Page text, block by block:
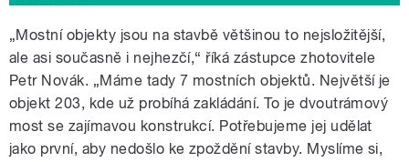
„Mostní objekty jsou na stavbě většinou to nejsložitější,
ale asi současně i nejhezčí,“ říká zástupce zhotovitele
Petr Novák. „Máme tady 7 mostních objektů. Největší je
objekt 203, kde už probíhá zakládání. To je dvoutrámový
most se zajímavou konstrukcí. Potřebujeme jej udělat
jako první, aby nedošlo ke zpoždění stavby. Myslíme si,